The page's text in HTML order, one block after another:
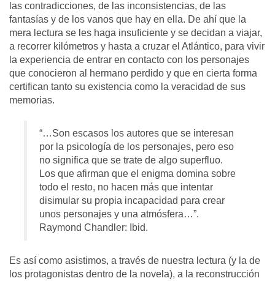
las contradicciones, de las inconsistencias, de las
fantasías y de los vanos que hay en ella. De ahí que la
mera lectura se les haga insuficiente y se decidan a viajar,
a recorrer kilómetros y hasta a cruzar el Atlántico, para vivir
la experiencia de entrar en contacto con los personajes
que conocieron al hermano perdido y que en cierta forma
certifican tanto su existencia como la veracidad de sus
memorias.
“…Son escasos los autores que se interesan
por la psicología de los personajes, pero eso
no significa que se trate de algo superfluo.
Los que afirman que el enigma domina sobre
todo el resto, no hacen más que intentar
disimular su propia incapacidad para crear
unos personajes y una atmósfera…”.
Raymond Chandler: Ibid.
Es así como asistimos, a través de nuestra lectura (y la de
los protagonistas dentro de la novela), a la reconstrucción